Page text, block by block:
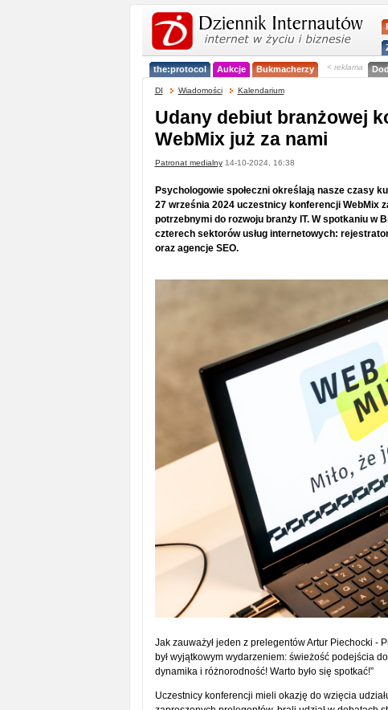
the:protocol Aukcje Bukmacherzy < reklama
DI Wiadomości Kalendarium
Udany debiut branżowej
WebMix już za nami
Patronat medialny14-10-2024, 16:38
Psychologowie społeczni określają nasze czasy
27 września 2024 uczestnicy konferencji WebMix
potrzebnymi do rozwoju branży IT. W spotkaniu w
czterech sektorów usług internetowych:
oraz agencje SEO.
Jak zauważył jeden z prelegentów Artur Piechocki -
był wyjątkowym wydarzeniem: świeżość podejścia
dynamika i różnorodność! Warto było się spotkać!”
Uczestnicy konferencji mieli okazję do wzięcia